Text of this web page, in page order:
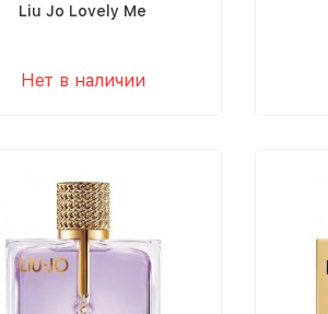
Liu Jo Lovely Me
Нет в наличии